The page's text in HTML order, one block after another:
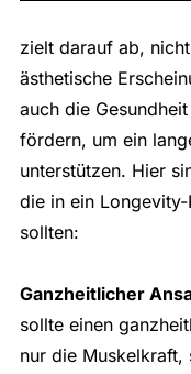
zielt darauf ab,
ästhetische
auch die
fördern, um ein
unterstützen. Hier
die in ein
sollten:
Ganzheitlicher
sollte einen
nur die